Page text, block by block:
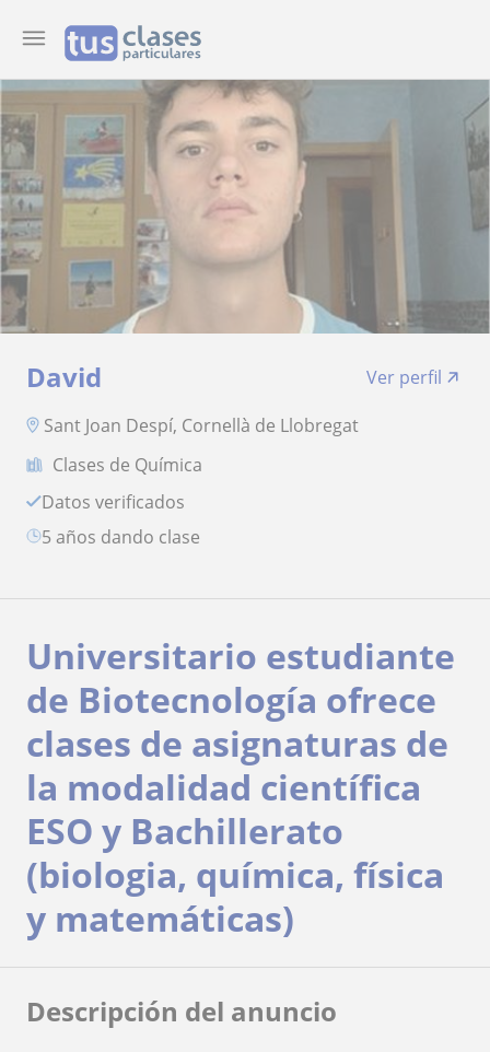
David
Ver perfil
Sant Joan Despí, Cornellà de Llobregat
Clases de Química
Datos verificados
5 años dando clase
Universitario estudiante
de Biotecnología ofrece
clases de asignaturas de
la modalidad científica
ESO y Bachillerato
(biologia, química, física
y matemáticas)
Descripción del anuncio